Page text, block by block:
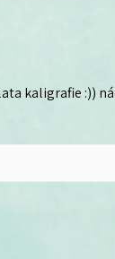
kaligrafie :))